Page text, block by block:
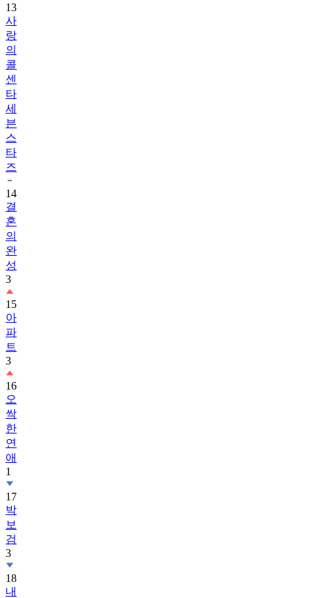
13
사
랑
의
콜
센
타
세
븐
스
타
즈
14
결
혼
의
완
성
3
15
아
파
트
3
16
오
싹
한
연
애
1
17
박
보
검
3
18
내